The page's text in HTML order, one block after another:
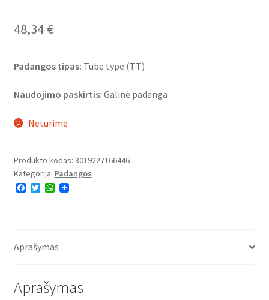
48,34 €
Padangos tipas: Tube type (TT)
Naudojimo paskirtis: Galinė padanga
Neturime
Produkto kodas: 8019227166446
Kategorija: Padangos
F
o
T
r
W
p
Aprašymas
Aprašymas